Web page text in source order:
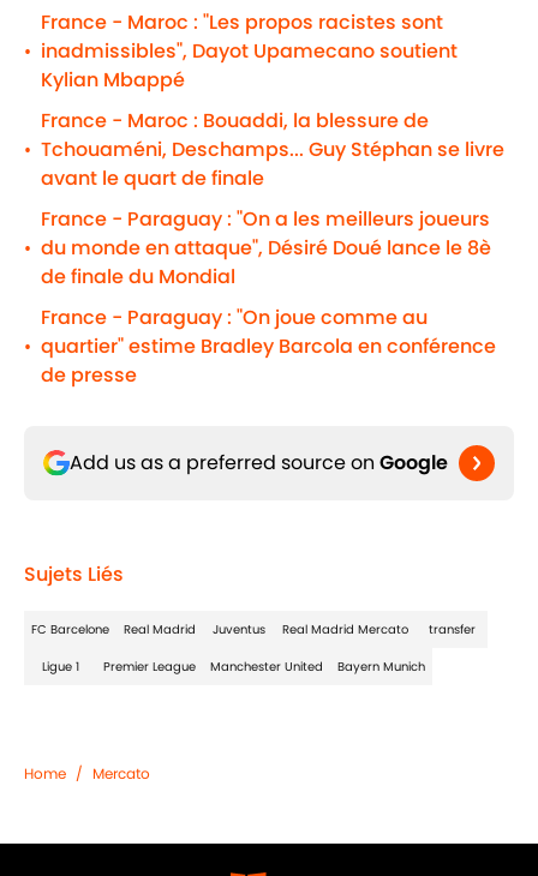
•
France - Maroc : "Les propos racistes sont
inadmissibles", Dayot Upamecano soutient
Kylian Mbappé
•
France - Maroc : Bouaddi, la blessure de
Tchouaméni, Deschamps... Guy Stéphan se livre
avant le quart de finale
•
France - Paraguay : "On a les meilleurs joueurs
du monde en attaque", Désiré Doué lance le 8è
de finale du Mondial
•
France - Paraguay : "On joue comme au
quartier" estime Bradley Barcola en conférence
de presse
Add us as a preferred source on Google
Sujets Liés
FC Barcelone Real Madrid Juventus Real Madrid Mercato transfer
Ligue 1 Premier League Manchester United Bayern Munich
Home / Mercato